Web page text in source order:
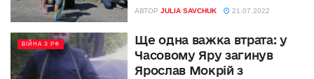
АВТОР JULIA SAVCHUK 21.07.2022
ВІЙНА З РФ
Ще одна важка втрата: у
Часовому Яру загинув
Ярослав Мокрій з